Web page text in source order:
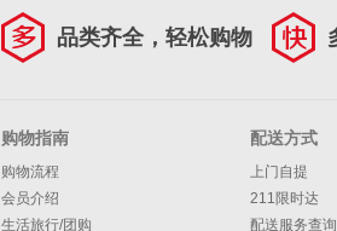
品类齐全，轻松购物
购物指南
购物流程
会员介绍
生活旅行/团购
配送方式
上门自提
211限时达
配送服务查询